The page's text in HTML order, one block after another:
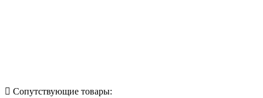
Сопутствующие товары: